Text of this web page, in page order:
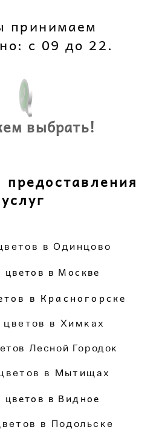
принимаем
с 09 до 22.
выбрать!
предоставления
услуг
в Одинцово
цветов в Москве
в Красногорске
цветов в Химках
Лесной Городок
в Мытищах
цветов в Видное
в Подольске